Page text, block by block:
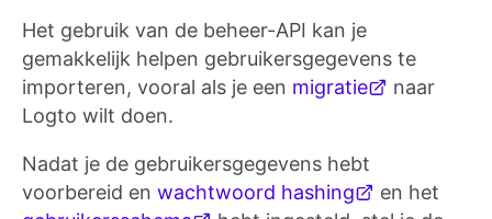
Het gebruik van de beheer-API kan je
gemakkelijk helpen gebruikersgegevens te
importeren, vooral als je een migratie
naar
Logto wilt doen.
Nadat je de gebruikersgegevens hebt
voorbereid en wachtwoord hashing
en het